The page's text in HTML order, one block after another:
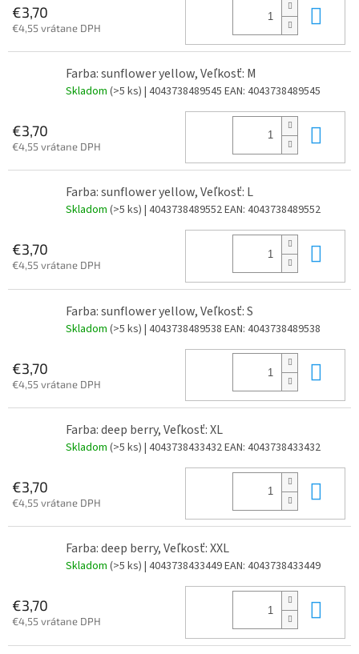
€3,70
€4,55 vrátane DPH
Farba: sunflower yellow, Veľkosť: M
Skladom (>5 ks) | 4043738489545 EAN: 4043738489545
€3,70
€4,55 vrátane DPH
Farba: sunflower yellow, Veľkosť: L
Skladom (>5 ks) | 4043738489552EAN: 4043738489552
€3,70
€4,55 vrátane DPH
Farba: sunflower yellow, Veľkosť: S
Skladom (>5 ks) | 4043738489538 EAN: 4043738489538
€3,70
€4,55 vrátane DPH
Farba: deep berry, Veľkosť: XL
Skladom (>5 ks) | 4043738433432EAN: 4043738433432
€3,70
€4,55 vrátane DPH
Farba: deep berry, Veľkosť: XXL
Skladom (>5 ks) | 4043738433449EAN: 4043738433449
€3,70
€4,55 vrátane DPH